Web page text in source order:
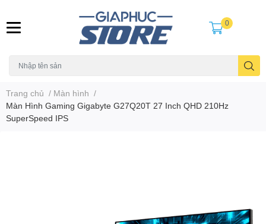
0
Trang chủ / Màn hình /
Màn Hình Gaming Gigabyte G27Q20T 27 Inch QHD 210Hz
SuperSpeed IPS